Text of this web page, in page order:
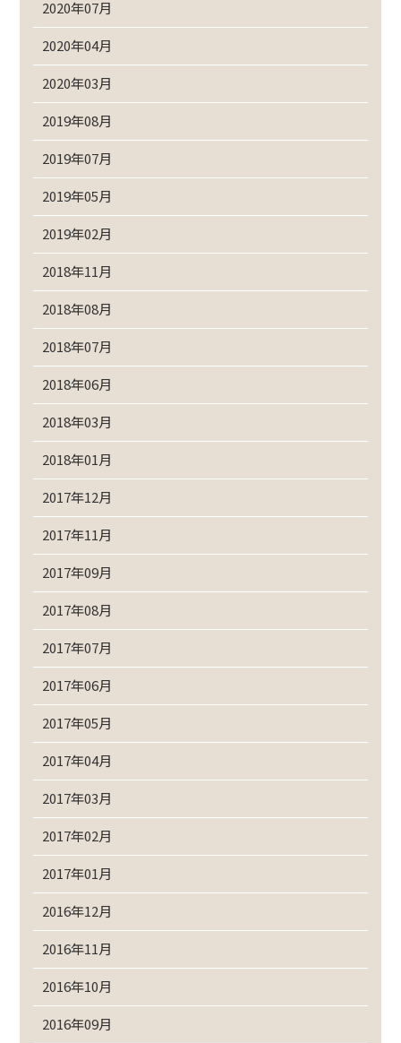
2020年07月
2020年04月
2020年03月
2019年08月
2019年07月
2019年05月
2019年02月
2018年11月
2018年08月
2018年07月
2018年06月
2018年03月
2018年01月
2017年12月
2017年11月
2017年09月
2017年08月
2017年07月
2017年06月
2017年05月
2017年04月
2017年03月
2017年02月
2017年01月
2016年12月
2016年11月
2016年10月
2016年09月